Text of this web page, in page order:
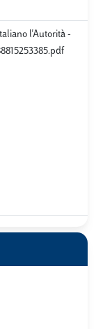
l'Autorità -